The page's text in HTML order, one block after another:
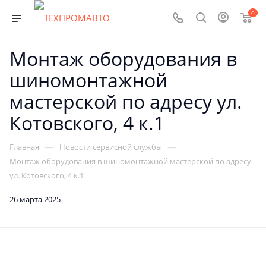
0
Монтаж оборудования в
шиномонтажной
мастерской по адресу ул.
Котовского, 4 к.1
Главная — Новости сервисной службы —
Монтаж оборудования в шиномонтажной мастерской по адресу
ул. Котовского, 4 к.1
26 марта 2025